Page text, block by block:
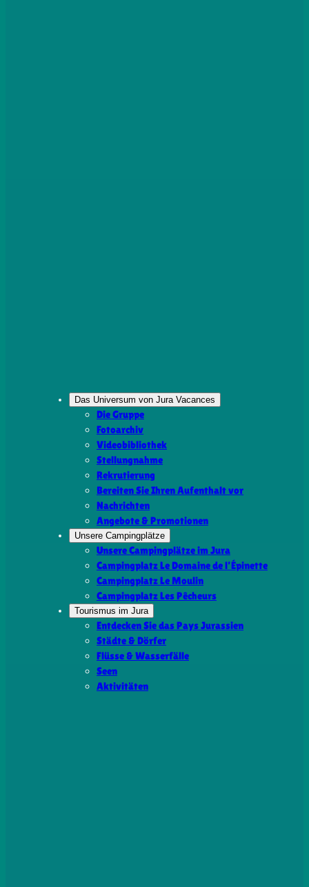
Das Universum von Jura Vacances
Die Gruppe
Fotoarchiv
Videobibliothek
Stellungnahme
Rekrutierung
Bereiten Sie Ihren Aufenthalt vor
Nachrichten
Angebote & Promotionen
Unsere Campingplätze
Unsere Campingplätze im Jura
Campingplatz Le Domaine de l’Épinette
Campingplatz Le Moulin
Campingplatz Les Pêcheurs
Tourismus im Jura
Entdecken Sie das Pays Jurassien
Städte & Dörfer
Flüsse & Wasserfälle
Seen
Aktivitäten